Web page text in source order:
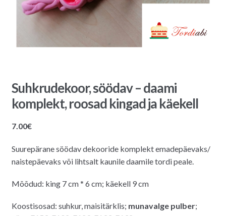
Suhkrudekoor, söödav – daami
komplekt, roosad kingad ja käekell
7.00€
Suurepärane söödav dekooride komplekt emadepäevaks/
naistepäevaks või lihtsalt kaunile daamile tordi peale.
Mõõdud: king 7 cm * 6 cm; käekell 9 cm
Koostisosad: suhkur, maisitärklis; munavalge pulber;